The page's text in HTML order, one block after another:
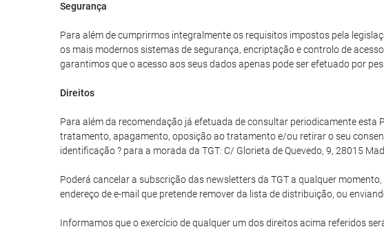
Segurança
Para além de cumprirmos integralmente os requisitos impostos pela
os mais modernos sistemas de segurança, encriptação e controlo de
garantimos que o acesso aos seus dados apenas pode ser efetuado por
Direitos
Para além da recomendação já efetuada de consultar periodicamente
tratamento, apagamento, oposição ao tratamento e/ou retirar o seu
identificação ? para a morada da TGT: C/ Glorieta de Quevedo, 9, 28015
Poderá cancelar a subscrição das newsletters da TGT a qualquer
endereço de e-mail que pretende remover da lista de distribuição, ou
Informamos que o exercício de qualquer um dos direitos acima referidos